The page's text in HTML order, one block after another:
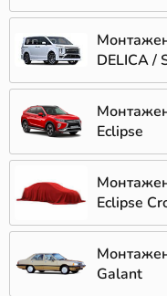
DELICA /
Eclipse
Eclipse
Galant